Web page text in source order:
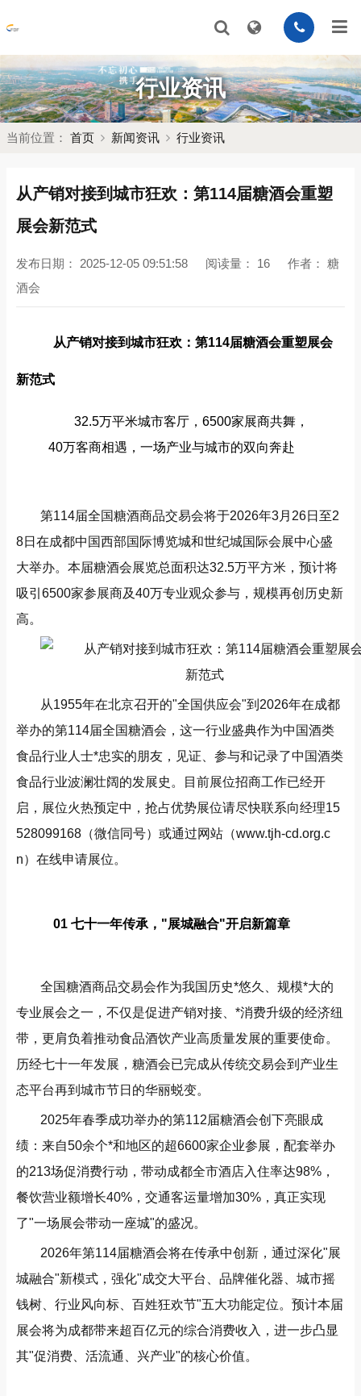
行业资讯
当前位置： 首页 新闻资讯 行业资讯
从产销对接到城市狂欢：第114届糖酒会重塑
展会新范式
发布日期： 2025-12-05 09:51:58 阅读量： 16 作者： 糖
酒会
从产销对接到城市狂欢：第114届糖酒会重塑展会
新范式
32.5万平米城市客厅，6500家展商共舞，
40万客商相遇，一场产业与城市的双向奔赴
第114届全国糖酒商品交易会将于2026年3月26日至2
8日在成都中国西部国际博览城和世纪城国际会展中心盛
大举办。本届糖酒会展览总面积达32.5万平方米，预计将
吸引6500家参展商及40万专业观众参与，规模再创历史新
高。
从1955年在北京召开的"全国供应会"到2026年在成都
举办的第114届全国糖酒会，这一行业盛典作为中国酒类
食品行业人士*忠实的朋友，见证、参与和记录了中国酒类
食品行业波澜壮阔的发展史。目前展位招商工作已经开
启，展位火热预定中，抢占优势展位请尽快联系向经理15
528099168（微信同号）或通过网站（www.tjh-cd.org.c
n）在线申请展位。
01 七十一年传承，"展城融合"开启新篇章
全国糖酒商品交易会作为我国历史*悠久、规模*大的
专业展会之一，不仅是促进产销对接、*消费升级的经济纽
带，更肩负着推动食品酒饮产业高质量发展的重要使命。
历经七十一年发展，糖酒会已完成从传统交易会到产业生
态平台再到城市节日的华丽蜕变。
2025年春季成功举办的第112届糖酒会创下亮眼成
绩：来自50余个*和地区的超6600家企业参展，配套举办
的213场促消费行动，带动成都全市酒店入住率达98%，
餐饮营业额增长40%，交通客运量增加30%，真正实现
了"一场展会带动一座城"的盛况。
2026年第114届糖酒会将在传承中创新，通过深化"展
城融合"新模式，强化"成交大平台、品牌催化器、城市摇
钱树、行业风向标、百姓狂欢节"五大功能定位。预计本届
展会将为成都带来超百亿元的综合消费收入，进一步凸显
其"促消费、活流通、兴产业"的核心价值。